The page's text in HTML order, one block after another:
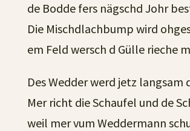
de Bodde fers nägschd Johr
Die Mischdlachbump wird
em Feld wersch d Gülle rieche
Des Wedder werd jetz langsam
Mer richt die Schaufel und de
weil mer vum Weddermann